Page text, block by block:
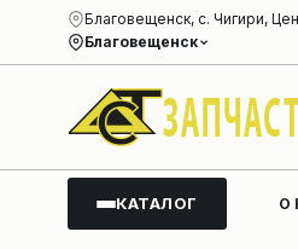
Благовещенск
Благовещенск, с. Чигири,
КАТАЛОГ О